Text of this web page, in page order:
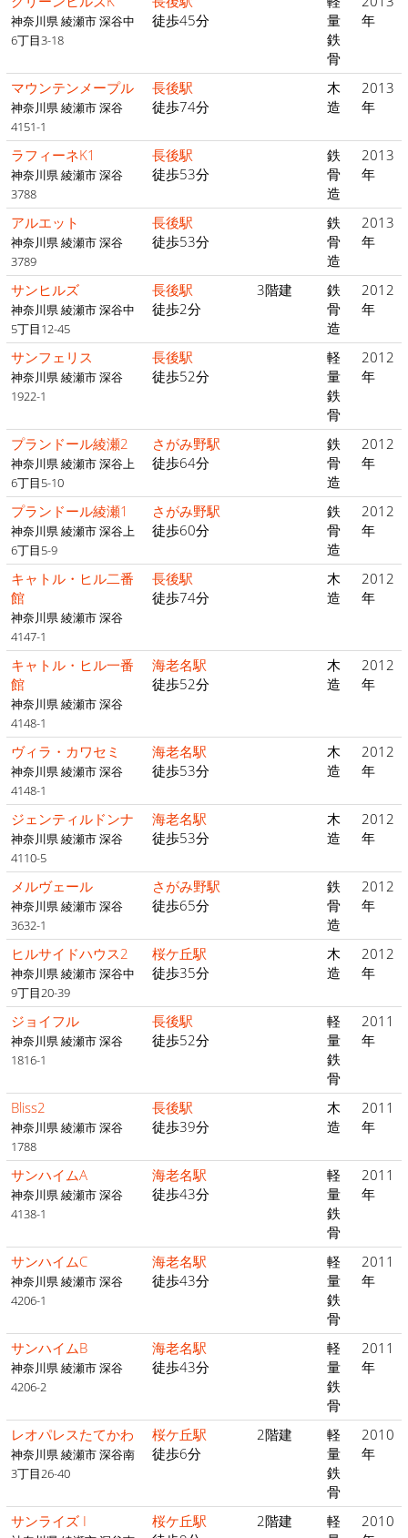
神奈川県 綾瀬市 深谷中
6丁目3-18
徒歩45分
量
鉄
骨
年
マウンテンメープル
神奈川県 綾瀬市 深谷
4151-1
長後駅
徒歩74分
木
造
2013
年
ラフィーネK1
神奈川県 綾瀬市 深谷
3788
長後駅
徒歩53分
鉄
骨
造
2013
年
アルエット
神奈川県 綾瀬市 深谷
3789
長後駅
徒歩53分
鉄
骨
造
2013
年
サンヒルズ
神奈川県 綾瀬市 深谷中
5丁目12-45
長後駅
徒歩2分
3階建
鉄
骨
造
2012
年
サンフェリス
神奈川県 綾瀬市 深谷
1922-1
長後駅
徒歩52分
軽
量
鉄
骨
2012
年
プランドール綾瀬2
神奈川県 綾瀬市 深谷上
6丁目5-10
さがみ野駅
徒歩64分
鉄
骨
造
2012
年
プランドール綾瀬1
神奈川県 綾瀬市 深谷上
6丁目5-9
さがみ野駅
徒歩60分
鉄
骨
造
2012
年
キャトル・ヒル二番
館
神奈川県 綾瀬市 深谷
4147-1
長後駅
徒歩74分
木
造
2012
年
キャトル・ヒル一番
館
神奈川県 綾瀬市 深谷
4148-1
海老名駅
徒歩52分
木
造
2012
年
ヴィラ・カワセミ
神奈川県 綾瀬市 深谷
4148-1
海老名駅
徒歩53分
木
造
2012
年
ジェンティルドンナ
神奈川県 綾瀬市 深谷
4110-5
海老名駅
徒歩53分
木
造
2012
年
メルヴェール
神奈川県 綾瀬市 深谷
3632-1
さがみ野駅
徒歩65分
鉄
骨
造
2012
年
ヒルサイドハウス2
神奈川県 綾瀬市 深谷中
9丁目20-39
桜ケ丘駅
徒歩35分
木
造
2012
年
ジョイフル
神奈川県 綾瀬市 深谷
1816-1
長後駅
徒歩52分
軽
量
鉄
骨
2011
年
Bliss2
神奈川県 綾瀬市 深谷
1788
長後駅
徒歩39分
木
造
2011
年
サンハイムA
神奈川県 綾瀬市 深谷
4138-1
海老名駅
徒歩43分
軽
量
鉄
骨
2011
年
サンハイムC
神奈川県 綾瀬市 深谷
4206-1
海老名駅
徒歩43分
軽
量
鉄
骨
2011
年
サンハイムB
神奈川県 綾瀬市 深谷
4206-2
海老名駅
徒歩43分
軽
量
鉄
骨
2011
年
レオパレスたてかわ
神奈川県 綾瀬市 深谷南
3丁目26-40
桜ケ丘駅
徒歩6分
2階建
軽
量
鉄
骨
2010
年
サンライズ I
桜ケ丘駅
2階建
軽
2010